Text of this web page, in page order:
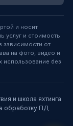
и носит
услуг и стоимость
зависимости от
на фото, видео и
использование без
и школа яхтинга
обработку ПД